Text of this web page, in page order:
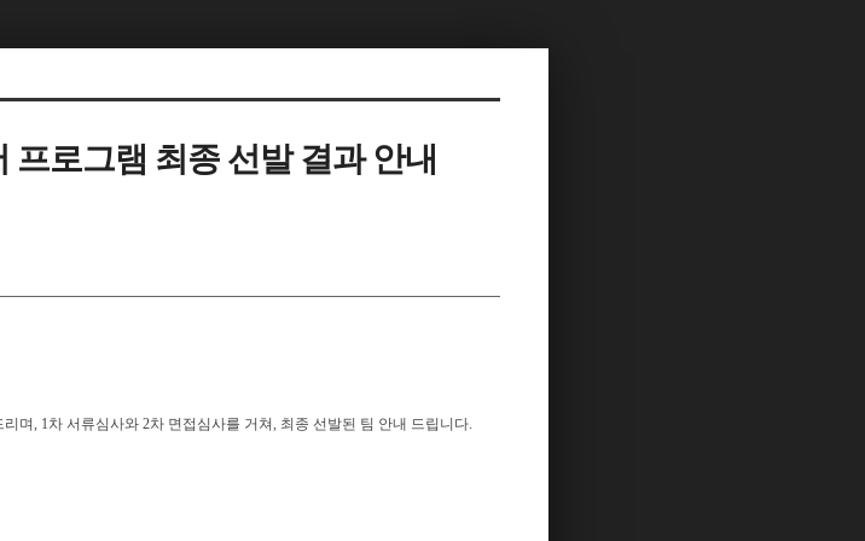
프로그램 최종 선발 결과 안내
며, 1차 서류심사와 2차 면접심사를 거쳐, 최종 선발된 팀 안내 드립니다.